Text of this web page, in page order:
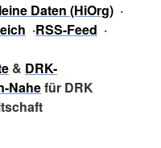
Daten (HiOrg)
RSS-Feed
& DRK-
Nahefür DRK